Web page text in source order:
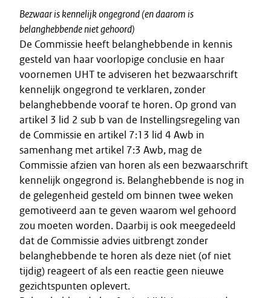
Bezwaar is kennelijk ongegrond (en daarom is
belanghebbende niet gehoord)
De Commissie heeft belanghebbende in kennis
gesteld van haar voorlopige conclusie en haar
voornemen UHT te adviseren het bezwaarschrift
kennelijk ongegrond te verklaren, zonder
belanghebbende vooraf te horen. Op grond van
artikel 3 lid 2 sub b van de Instellingsregeling van
de Commissie en artikel 7:13 lid 4 Awb in
samenhang met artikel 7:3 Awb, mag de
Commissie afzien van horen als een bezwaarschrift
kennelijk ongegrond is. Belanghebbende is nog in
de gelegenheid gesteld om binnen twee weken
gemotiveerd aan te geven waarom wel gehoord
zou moeten worden. Daarbij is ook meegedeeld
dat de Commissie advies uitbrengt zonder
belanghebbende te horen als deze niet (of niet
tijdig) reageert of als een reactie geen nieuwe
gezichtspunten oplevert.